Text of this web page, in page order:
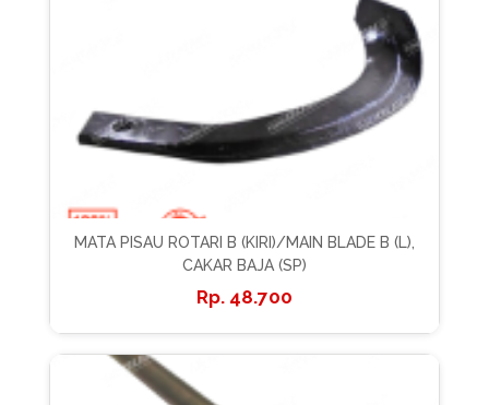
MATA PISAU ROTARI B (KIRI)/MAIN BLADE B (L),
CAKAR BAJA (SP)
48.700